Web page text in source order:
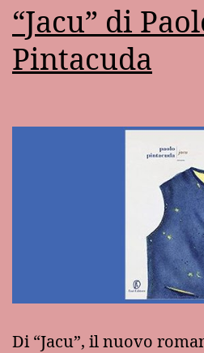
“Jacu” di
Pintacuda
Di “Jacu”, il nuovo